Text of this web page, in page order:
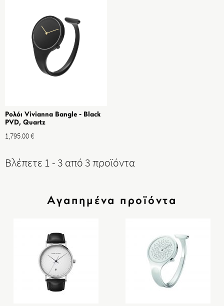
Ρολόι Vivianna Bangle - Black
PVD, Quartz
1,795.00€
Βλέπετε 1 - 3 από 3 προϊόντα
Αγαπημένα προϊόντα